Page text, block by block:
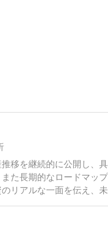
移を継続的に公開し、
た長期的なロードマッ
リアルな一面を伝え、